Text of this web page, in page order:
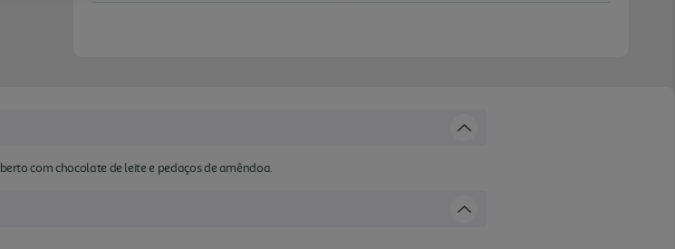
com chocolate de leite e pedaços de amêndoa.